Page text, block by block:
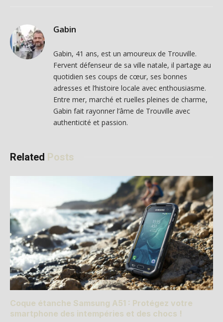
Gabin
Gabin, 41 ans, est un amoureux de Trouville.
Fervent défenseur de sa ville natale, il partage au
quotidien ses coups de cœur, ses bonnes
adresses et l’histoire locale avec enthousiasme.
Entre mer, marché et ruelles pleines de charme,
Gabin fait rayonner l’âme de Trouville avec
authenticité et passion.
Related Posts
Coque étanche Samsung A51 : Protégez votre
smartphone des intempéries et des chocs !